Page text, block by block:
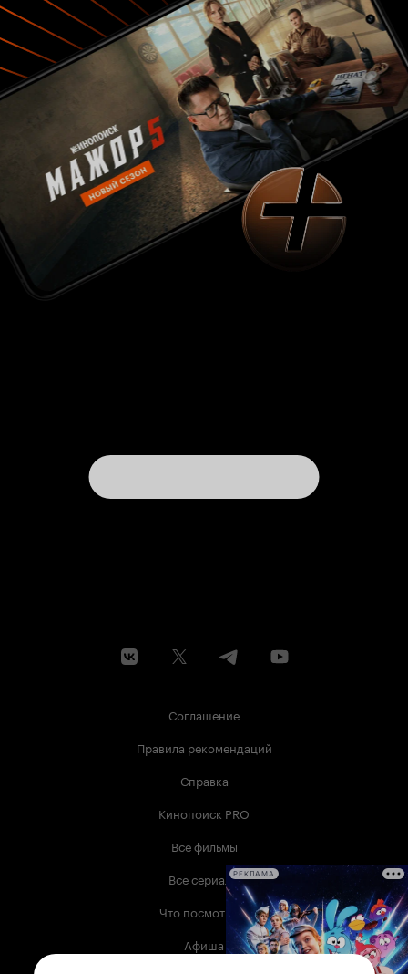
Соглашение
Правила рекомендаций
Справка
Кинопоиск PRO
Все фильмы
Все сериалы
Что посмотреть
Афиша
РЕКЛАМА